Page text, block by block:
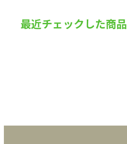
ンド転換
「知力戦」
最近チェックした商品